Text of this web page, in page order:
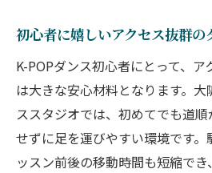
初心者に嬉しいアクセス抜群の
K-POPダンス初心者にとって、
は大きな安心材料となります。
ススタジオでは、初めてでも道
せずに足を運びやすい環境です
ッスン前後の移動時間も短縮で